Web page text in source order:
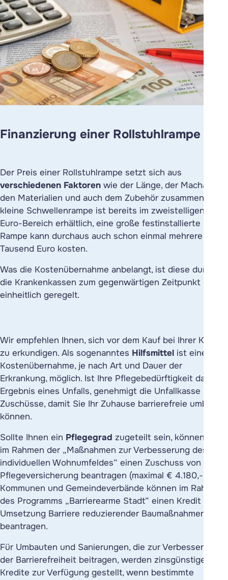
Finanzierung einer Rollstuhlrampe
Der Preis einer Rollstuhlrampe setzt sich aus
verschiedenen Faktoren wie der Länge, der Machart,
den Materialien und auch dem Zubehör zusammen. Eine
kleine Schwellenrampe ist bereits im zweistelligen
Euro-Bereich erhältlich, eine große festinstallierte
Rampe kann durchaus auch schon einmal mehrere
Tausend Euro kosten.
Was die Kostenübernahme anbelangt, ist diese durch
die Krankenkassen zum gegenwärtigen Zeitpunkt nicht
einheitlich geregelt.
Wir empfehlen Ihnen, sich vor dem Kauf bei Ihrer Kasse
zu erkundigen. Als sogenanntes Hilfsmittel ist eine
Kostenübernahme, je nach Art und Dauer der
Erkrankung, möglich. Ist Ihre Pflegebedürftigkeit das
Ergebnis eines Unfalls, genehmigt die Unfallkasse
Zuschüsse, damit Sie Ihr Zuhause barrierefreie umbauen
können.
Sollte Ihnen ein Pflegegrad zugeteilt sein, können Sie
im Rahmen der „Maßnahmen zur Verbesserung des
individuellen Wohnumfeldes“ einen Zuschuss von der
Pflegeversicherung beantragen (maximal € 4.180,- ).
Kommunen und Gemeindeverbände können im Rahmen
des Programms „Barrierearme Stadt“ einen Kredit zur
Umsetzung Barriere reduzierender Baumaßnahmen
beantragen.
Für Umbauten und Sanierungen, die zur Verbesserung
der Barrierefreiheit beitragen, werden zinsgünstige
Kredite zur Verfügung gestellt, wenn bestimmte